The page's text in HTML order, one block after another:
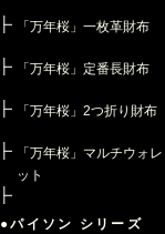
「万年桜」一枚革財布
「万年桜」定番長財布
「万年桜」2つ折り財布
「万年桜」マルチウォレ
ット
●パイソン シリーズ